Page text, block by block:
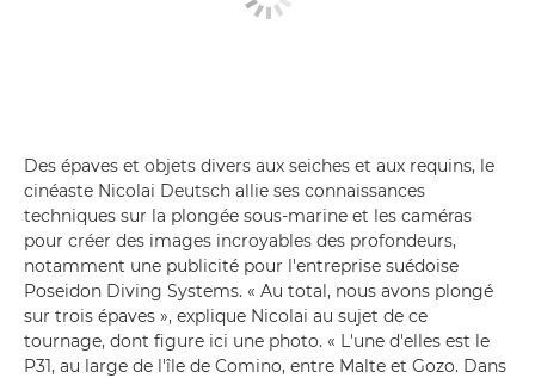
Des épaves et objets divers aux seiches et aux requins, le
cinéaste Nicolai Deutsch allie ses connaissances
techniques sur la plongée sous-marine et les caméras
pour créer des images incroyables des profondeurs,
notamment une publicité pour l'entreprise suédoise
Poseidon Diving Systems. « Au total, nous avons plongé
sur trois épaves », explique Nicolai au sujet de ce
tournage, dont figure ici une photo. « L'une d'elles est le
P31, au large de l'île de Comino, entre Malte et Gozo. Dans